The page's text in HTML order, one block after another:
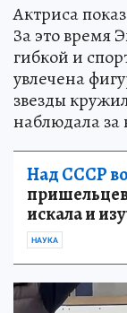
Актриса
За это время
гибкой и
увлечена
звезды
наблюдала за
Над СССР
искала и
НАУКА